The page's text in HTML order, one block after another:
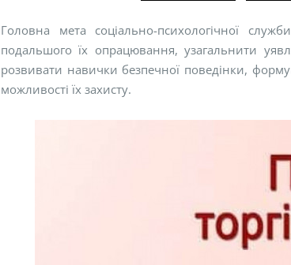
Головна мета соціально-психологічної
подальшого їх опрацювання, узагальнити
розвивати навички безпечної поведінки,
можливості їх захисту.